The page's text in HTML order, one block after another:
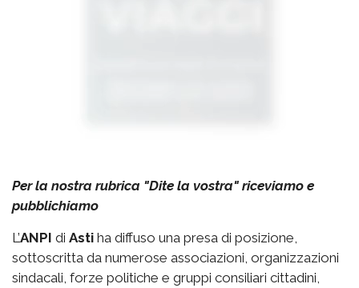
Per la nostra rubrica "Dite la vostra" riceviamo e
pubblichiamo
L’ANPI di Asti ha diffuso una presa di posizione,
sottoscritta da numerose associazioni, organizzazioni
sindacali, forze politiche e gruppi consiliari cittadini,